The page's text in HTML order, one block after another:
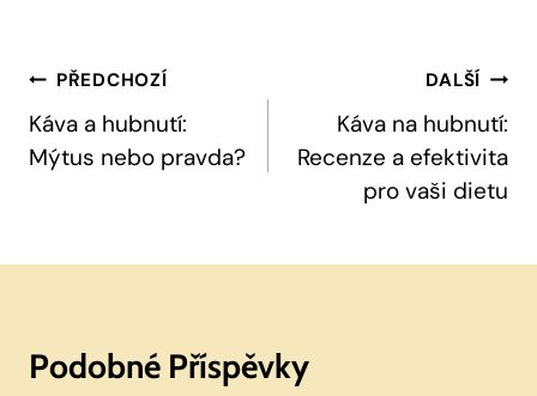
Navigace
Pro
Příspěvek
PŘEDCHOZÍ
Káva a hubnutí:
Mýtus nebo pravda?
DALŠÍ
Káva na hubnutí:
Recenze a efektivita
pro vaši dietu
Podobné Příspěvky